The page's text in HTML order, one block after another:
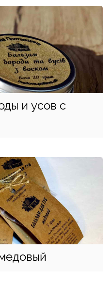
и усов с